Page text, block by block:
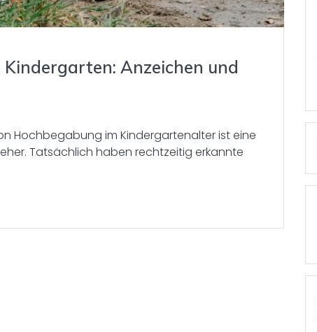
Anzeichen und
Hochbegabung im Kindergartenalter ist eine
Tatsächlich haben rechtzeitig erkannte